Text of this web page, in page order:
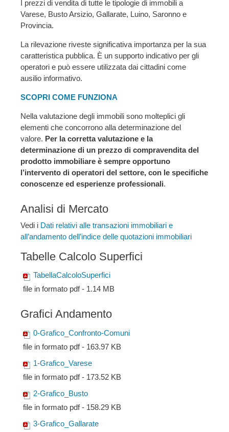
I prezzi di vendita di tutte le tipologie di immobili a
Varese, Busto Arsizio, Gallarate, Luino, Saronno e
Provincia.
La rilevazione riveste significativa importanza per la sua
caratteristica pubblica. È un supporto indicativo per gli
operatori e può essere utilizzata dai cittadini come
ausilio informativo.
SCOPRI COME FUNZIONA
Nella valutazione degli immobili sono molteplici gli
elementi che concorrono alla determinazione del
valore. Per la corretta valutazione e la
determinazione di un prezzo di compravendita del
prodotto immobiliare è sempre opportuno
l’intervento di operatori del settore, con le specifiche
conoscenze ed esperienze professionali.
Analisi di Mercato
Vedi i Dati relativi alle transazioni immobiliari e
all’andamento dell’indice delle quotazioni immobiliari
Tabelle Calcolo Superfici
TabellaCalcoloSuperfici
file in formato pdf - 1.14 MB
Grafici Andamento
0-Grafico_Confronto-Comuni
file in formato pdf - 163.97 KB
1-Grafico_Varese
file in formato pdf - 173.52 KB
2-Grafico_Busto
file in formato pdf - 158.29 KB
3-Grafico_Gallarate